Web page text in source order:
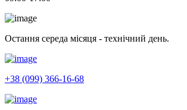
Остання середа місяця - технічний день.
+38 (099) 366-16-68